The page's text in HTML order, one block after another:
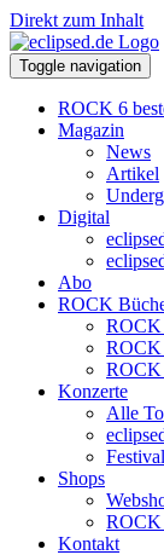
Direkt zum Inhalt
Toggle navigation
ROCK 6
Magazin
News
Artikel
Digital
Abo
ROCK
ROCK
ROCK
ROCK
Konzerte
Alle
Shops
ROCK
Kontakt